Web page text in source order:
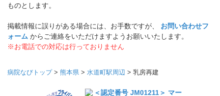
ものとします。
掲載情報に誤りがある場合には、お手数ですが、 お問い合わせフ
ォーム からご連絡をいただけますようお願いいたします。
※お電話での対応は行っておりません
病院なびトップ> 熊本県 > 水道町駅周辺 > 乳房再建